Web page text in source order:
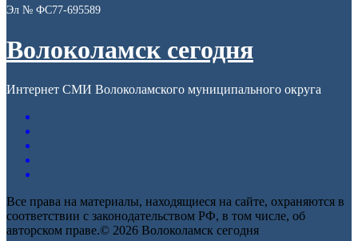
Эл № ФС77-695589
Волоколамск сегодня
Интернет СМИ Волоколамского муниципального округа
Все права на материалы, находящиеся на сайте, охраняются в
соответствии с законодательством РФ, в том числе, об
авторском праве.© 2026 Волоколамск сегодня